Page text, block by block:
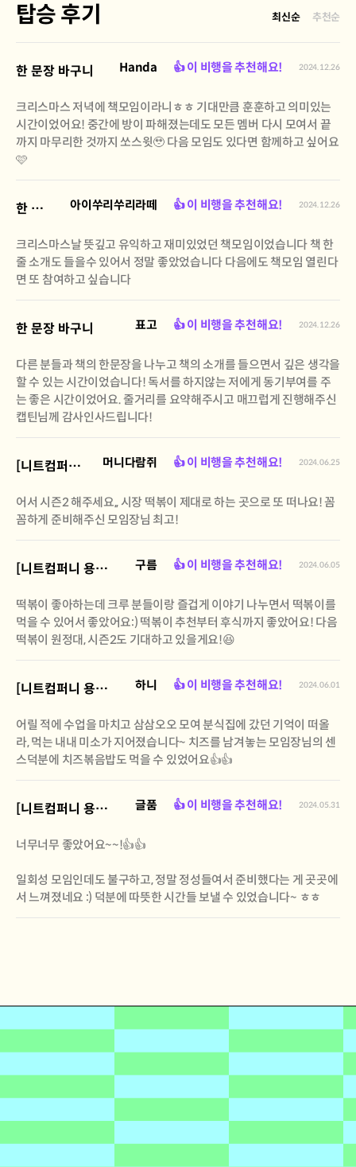
탑승 후기 최신순 추천순
한 문장 바구니 Handa 👍 이 비행을 추천해요! 2024.12.26
크리스마스 저녁에 책모임이라니ㅎㅎ 기대만큼 훈훈하고 의미있는
시간이었어요! 중간에 방이 파해졌는데도 모든 멤버 다시 모여서 끝
까지 마무리한 것까지 쏘스윗🥹 다음 모임도 있다면 함께하고 싶어요
🩷
한 문장 바구니 아이쑤리쑤리라떼 👍 이 비행을 추천해요! 2024.12.26
크리스마스날 뜻깊고 유익하고 재미있었던 책모임이었습니다 책 한
줄 소개도 들을수 있어서 정말 좋았었습니다 다음에도 책모임 열린다
면 또 참여하고 싶습니다
한 문장 바구니 표고 👍 이 비행을 추천해요! 2024.12.26
다른 분들과 책의 한문장을 나누고 책의 소개를 들으면서 깊은 생각을
할 수 있는 시간이었습니다! 독서를 하지않는 저에게 동기부여를 주
는 좋은 시간이었어요. 줄거리를 요약해주시고 매끄럽게 진행해주신
캡틴님께 감사인사드립니다!
[니트컴퍼니 용산점] 떡볶이 원정대 머니다람쥐 👍 이 비행을 추천해요! 2024.06.25
어서 시즌2 해주세요,, 시장 떡볶이 제대로 하는 곳으로 또 떠나요! 꼼
꼼하게 준비해주신 모임장님 최고!
[니트컴퍼니 용산점] 떡볶이 원정대 구름 👍 이 비행을 추천해요! 2024.06.05
떡볶이 좋아하는데 크루 분들이랑 즐겁게 이야기 나누면서 떡볶이를
먹을 수 있어서 좋았어요:) 떡볶이 추천부터 후식까지 좋았어요! 다음
떡볶이 원정대, 시즌2도 기대하고 있을게요!😆
[니트컴퍼니 용산점] 떡볶이 원정대 하니 👍 이 비행을 추천해요! 2024.06.01
어릴 적에 수업을 마치고 삼삼오오 모여 분식집에 갔던 기억이 떠올
라, 먹는 내내 미소가 지어졌습니다~ 치즈를 남겨놓는 모임장님의 센
스덕분에 치즈볶음밥도 먹을 수 있었어요👍👍
[니트컴퍼니 용산점] 떡볶이 원정대 글품 👍 이 비행을 추천해요! 2024.05.31
너무너무 좋았어요~~!👍👍
일회성 모임인데도 불구하고, 정말 정성들여서 준비했다는 게 곳곳에
서 느껴졌네요 :) 덕분에 따뜻한 시간들 보낼 수 있었습니다~ ㅎㅎ